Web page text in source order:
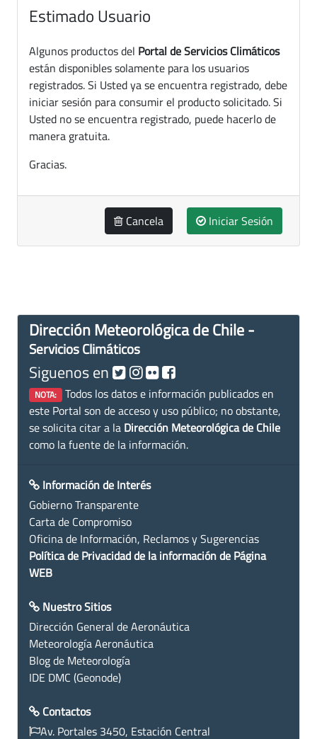
Estimado Usuario
Algunos productos del Portal de Servicios Climáticos
están disponibles solamente para los usuarios
registrados. Si Usted ya se encuentra registrado, debe
iniciar sesión para consumir el producto solicitado. Si
Usted no se encuentra registrado, puede hacerlo de
manera gratuita.
Gracias.
Cancela Iniciar Sesión
Dirección Meteorológica de Chile -
Servicios Climáticos
Siguenos en
NOTA: Todos los datos e información publicados en
este Portal son de acceso y uso público; no obstante,
se solicita citar a la Dirección Meteorológica de Chile
como la fuente de la información.
Información de Interés
Gobierno Transparente
Carta de Compromiso
Oficina de Información, Reclamos y Sugerencias
Política de Privacidad de la información de Página
WEB
Nuestro Sitios
Dirección General de Aeronáutica
Meteorología Aeronáutica
Blog de Meteorología
IDE DMC (Geonode)
Contactos
Av. Portales 3450, Estación Central